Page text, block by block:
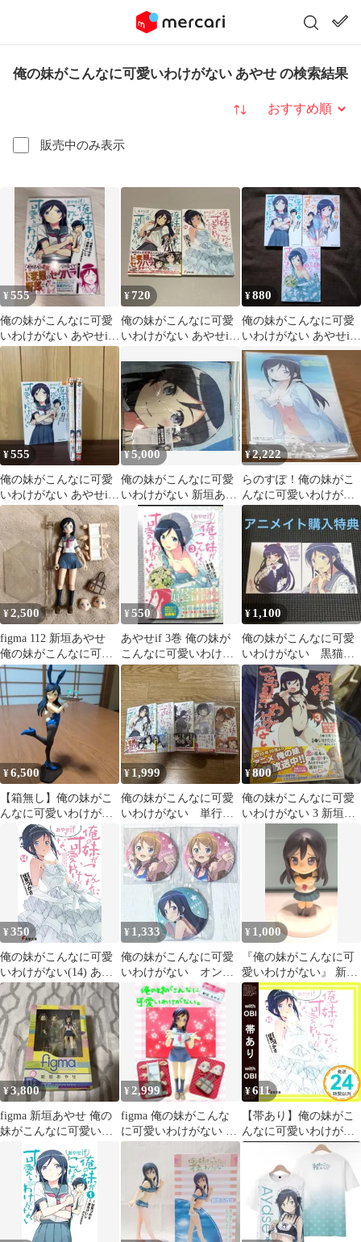
俺の妹がこんなに可愛いわけがない あやせ の検索結果
販売中のみ表示
並び替え
¥555
俺の妹がこんなに可愛
いわけがない あやせif
1巻
¥ 720
俺の妹がこんなに可愛
いわけがない あやせif
¥880
俺の妹がこんなに可愛
いわけがない あやせif
1〜3 渡会けいじ 全
巻セット
¥555
俺の妹がこんなに可愛
いわけがない あやせif
1〜3巻 全巻セット
漫画 本
¥5,000
俺の妹がこんなに可愛
いわけがない 新垣あや
せ スポーツタオル
¥2,222
らのすぽ！俺の妹がこ
んなに可愛いわけがな
い 新垣あやせアクリ
ルスタンド
¥2,500
figma 112 新垣あやせ
俺の妹がこんなに可愛
いわけがない フィグマ
¥550
あやせif 3巻 俺の妹が
こんなに可愛いわけが
ない 伏見つかさ 渡会け
いじ
¥ 1,100
俺の妹がこんなに可愛
いわけがない 黒猫
if あやせif イラスト
カード
¥6,500
【箱無し】俺の妹がこ
んなに可愛いわけがな
い 新垣あやせ バニ
ーフィギュア
¥ 1,999
俺の妹がこんなに可愛
いわけがない 単行本
13〜17巻 あやせ 黒
猫 加奈子if
¥800
俺の妹がこんなに可愛
いわけがない 3 新垣あ
やせフィギュア特装版
¥350
俺の妹がこんなに可愛
いわけがない(14) あや
せif 下 (電撃文庫)／伏
見 つかさ
¥ 1,333
俺の妹がこんなに可愛
いわけがない オンラ
インくじ 缶バッジ
高坂桐乃 新垣あやせ
¥ 1,000
『俺の妹がこんなに可
愛いわけがない』 新垣
あやせ（嫌悪ver.）フィ
ギュア
¥3,800
figma 新垣あやせ 俺の
妹がこんなに可愛いわ
¥ 2,999
figma 俺の妹がこんな
に可愛いわけがない 新
垣あやせ フィギュア
¥611
【帯あり】俺の妹がこ
んなに可愛いわけがな
い(14) あやせif 下 (電撃
文庫) [Jun 10, 2020] 伏
見 つかさ; かんざき ひ
ろ_07